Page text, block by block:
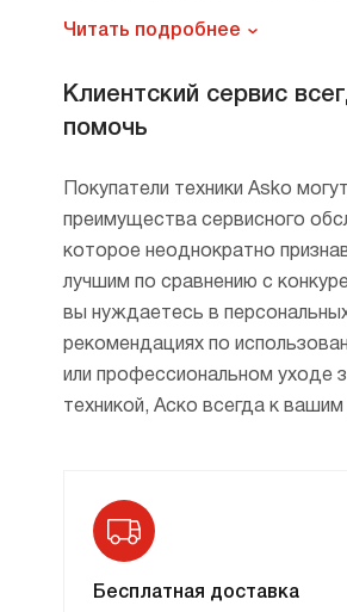
пользуются аксессуары для
Некоторые аксессуары были
после того, как покупатели
расстроенные отзывы: мол,
варочная панель — это
не все можно делать.
популярность. Это накладные
на индукционную варочную
гриля и теппан-яки, сделанные
из совершенно безвредных
Читать подробнее
Клиентский сервис
помочь
Покупатели техники Asko
преимущества сервисного
которое неоднократно
лучшим по сравнению с
вы нуждаетесь в
рекомендациях по
или профессиональном уходе
техникой, Аско всегда к вашим
Бесплатная доставка